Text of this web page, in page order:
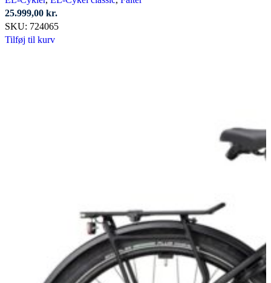
25.999,00 kr.
SKU: 724065
Tilføj til kurv